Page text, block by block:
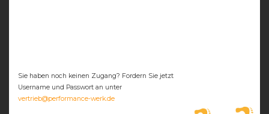
Sie haben noch keinen Zugang? Fordern Sie jetzt
Username und Passwort an unter
vertrieb@performance-werk.de